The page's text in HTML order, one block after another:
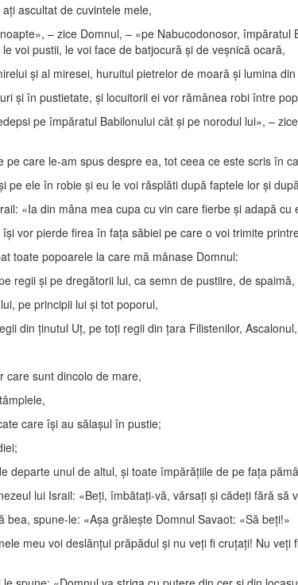
ascultat de cuvintele mele,
– zice Domnul, – «pe Nabucodonosor,
voi pustii, le voi face de batjocură şi de veşnică ocară,
şi al miresei, huruitul pietrelor de moară şi lumina
şi în pustietate, şi locuitorii ei vor rămânea robi între
pe împăratul Babilonului cât şi pe norodul lui», –
care le-am spus despre ea, tot ceea ce este scris în
pe ele în robie şi eu le voi răsplăti după faptele lor şi
«Ia din mâna mea cupa cu vin care fierbe şi adapă
vor pierde firea în faţa săbiei pe care o voi trimite
toate popoarele la care mă mânase Domnul:
regii şi pe dregătorii lui, ca semn de pustiire, de
pe principii lui şi tot poporul,
din ţinutul Uţ, pe toţi regii din ţara Filistenilor,
care sunt dincolo de mare,
care îşi au sălaşul în pustie;
departe unul de altul, şi toate împărăţiile de pe faţa
lui Israil: «Beţi, îmbătaţi-vă, vărsaţi şi cădeţi fără
spune-le: «Aşa grăieşte Domnul Savaot: «Să beţi!»
meu voi deslănţui prăpădul şi nu veţi fi cruţaţi! Nu